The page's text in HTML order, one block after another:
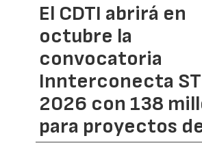
El CDTI abrirá en
octubre la
convocatoria
Innterconecta
2026 con 138
para proyectos